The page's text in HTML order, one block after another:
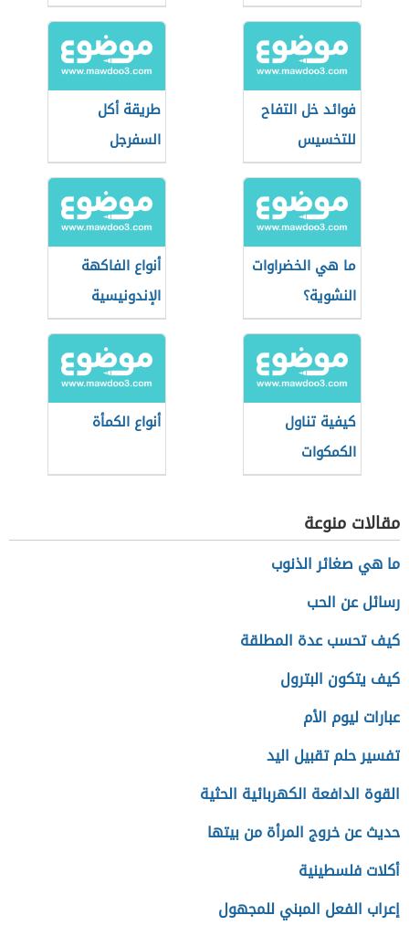
فوائد خل التفاح
للتخسيس
طريقة أكل
السفرجل
ما هي الخضراوات
النشوية؟
أنواع الفاكهة
الإندونيسية
كيفية تناول
الكمكوات
أنواع الكمأة
مقالات منوعة
ما هي صغائر الذنوب
رسائل عن الحب
كيف تحسب عدة المطلقة
كيف يتكون البترول
عبارات ليوم الأم
تفسير حلم تقبيل اليد
القوة الدافعة الكهربائية الحثية
حديث عن خروج المرأة من بيتها
أكلات فلسطينية
إعراب الفعل المبني للمجهول